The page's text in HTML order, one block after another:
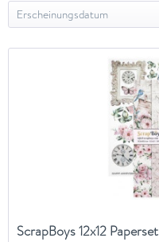
ScrapBoys 12x12